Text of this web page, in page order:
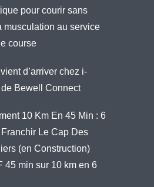
pour courir sans
musculation au service
course
vient d’arriver chez i-
de Bewell Connect
10 Km En 45 Min : 6
Le Cap Des
(en Construction)
45 min sur 10 km en 6